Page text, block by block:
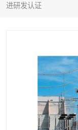
进研发认证